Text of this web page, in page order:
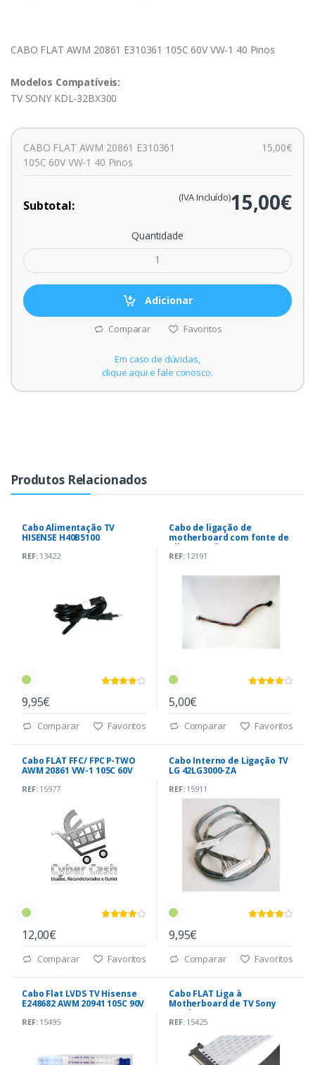
CABO FLAT AWM 20861 E310361 105C 60V VW-1 40 Pinos
Modelos Compatíveis:
TV SONY KDL-32BX300
CABO FLAT AWM 20861 E310361
105C 60V VW-1 40 Pinos
15,00€
Subtotal: 15,00€
(IVA Incluído)
Quantidade
Adicionar
Comparar Favoritos
Em caso de dúvidas,
clique aqui e fale conosco.
Produtos Relacionados
Cabo Alimentação TV
HISENSE H40B5100
REF:13422
9,95€
Comparar Favoritos
Cabo de ligação de
motherboard com fonte de
alimentação TV LG32LJ590U-
ZA
REF:12191
5,00€
Comparar Favoritos
Cabo FLAT FFC/ FPC P-TWO
AWM 20861 VW-1 105C 60V
REF:15977
12,00€
Comparar Favoritos
Cabo Interno de Ligação TV
LG 42LG3000-ZA
REF:15911
9,95€
Comparar Favoritos
Cabo Flat LVDS TV Hisense
E248682 AWM 20941 105C 90V
REF:15495
Cabo FLAT Liga à
Motherboard de TV Sony
Bravia KDL50W805B
REF:15425